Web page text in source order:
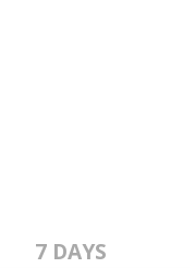
7 DAYS